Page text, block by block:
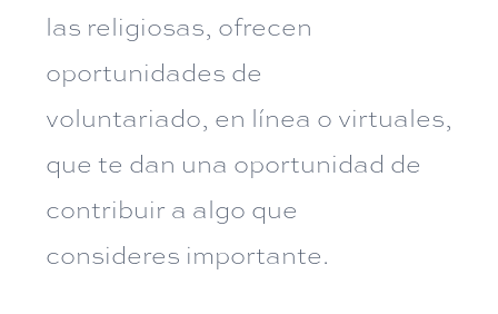
las religiosas, ofrecen
oportunidades de
voluntariado, en línea o virtuales,
que te dan una oportunidad de
contribuir a algo que
consideres importante.